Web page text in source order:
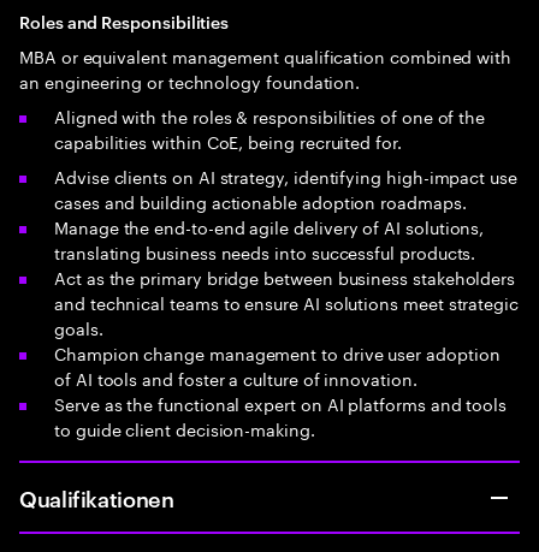
Roles and Responsibilities
MBA or equivalent management qualification combined with
an engineering or technology foundation.
Aligned with the roles & responsibilities of one of the
capabilities within CoE, being recruited for.
Advise clients on AI strategy, identifying high-impact use
cases and building actionable adoption roadmaps.
Manage the end-to-end agile delivery of AI solutions,
translating business needs into successful products.
Act as the primary bridge between business stakeholders
and technical teams to ensure AI solutions meet strategic
goals.
Champion change management to drive user adoption
of AI tools and foster a culture of innovation.
Serve as the functional expert on AI platforms and tools
to guide client decision-making.
Qualifikationen